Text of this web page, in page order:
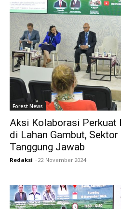
Forest News
Aksi Kolaborasi Perkuat
di Lahan Gambut,
Tanggung Jawab
Redaksi - 22 November 2024